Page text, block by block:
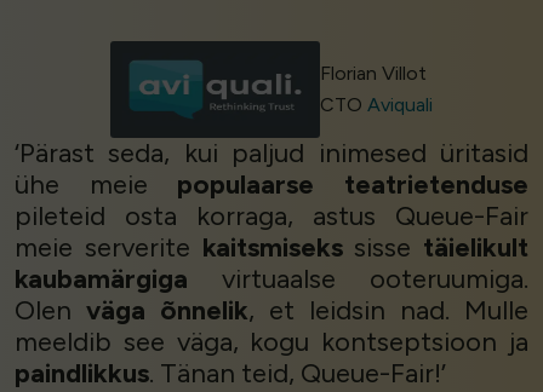
Florian Villot
CTOAviquali
‘Pärast seda, kui paljud inimesed üritasid
ühe meie populaarse teatrietenduse
pileteid osta korraga, astus Queue-Fair
meie serverite kaitsmisekssisse täielikult
kaubamärgiga virtuaalse ooteruumiga.
Olen väga õnnelik, et leidsin nad. Mulle
meeldib see väga, kogu kontseptsioon ja
paindlikkus. Tänan teid, Queue-Fair!’